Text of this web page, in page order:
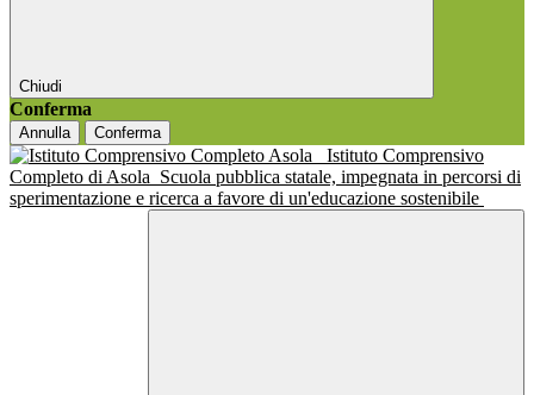
Chiudi
Conferma
Annulla Conferma
Istituto Comprensivo
Completo di Asola Scuola pubblica statale, impegnata in percorsi di
sperimentazione e ricerca a favore di un'educazione sostenibile